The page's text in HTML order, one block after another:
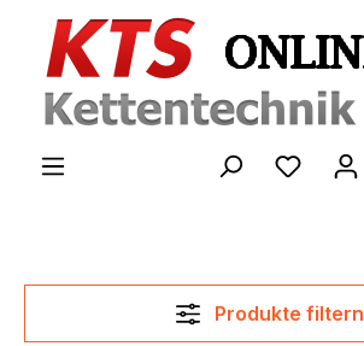
Zum Hauptinhalt springen
Produkte filtern